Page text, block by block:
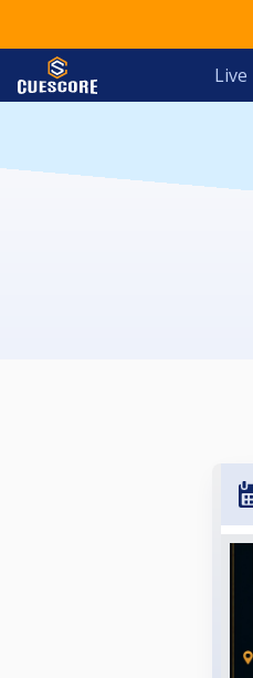
Live